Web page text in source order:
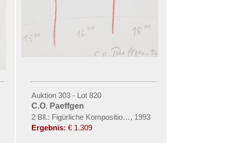
Auktion 303 - Lot 820
C.O. Paeffgen
2 Bll.: Figürliche Kompositionen, 1993
Ergebnis: € 1.309